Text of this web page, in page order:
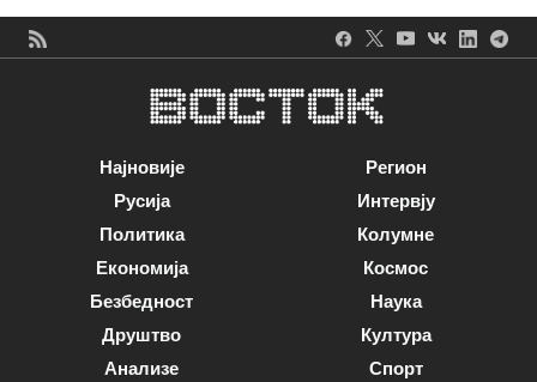
Најновије
Русија
Политика
Економија
Безбедност
Друштво
Анализе
Регион
Интервју
Колумне
Космос
Наука
Култура
Спорт